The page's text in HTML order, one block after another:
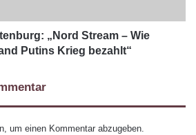
„Nord Stream – Wie
Putins Krieg bezahlt“
um einen Kommentar abzugeben.